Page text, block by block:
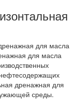
для масла
дренажная для
среды.